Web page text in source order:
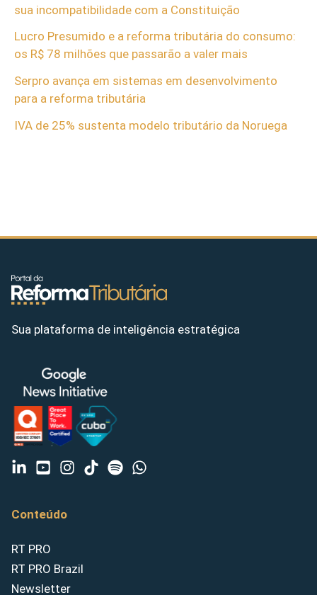
sua incompatibilidade com a Constituição
Lucro Presumido e a reforma tributária do consumo:
os R$ 78 milhões que passarão a valer mais
Serpro avança em sistemas em desenvolvimento
para a reforma tributária
IVA de 25% sustenta modelo tributário da Noruega
Sua plataforma de inteligência estratégica
Conteúdo
RT PRO
RT PRO Brazil
Newsletter